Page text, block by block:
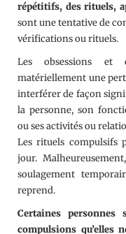
répétitifs, des rituels,
sont une tentative de
vérifications ou rituels.
Les obsessions et
matériellement une
interférer de façon
la personne, son
ou ses activités ou
Les rituels compulsifs
jour.
soulagement
reprend.
Certaines
compulsions qu’elles